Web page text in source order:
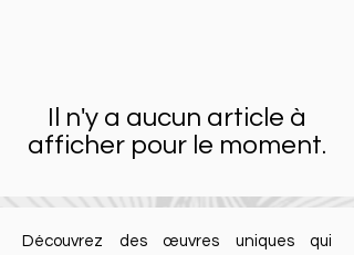
Il n'y a aucun article à
afficher pour le moment.
Découvrez des œuvres uniques qui